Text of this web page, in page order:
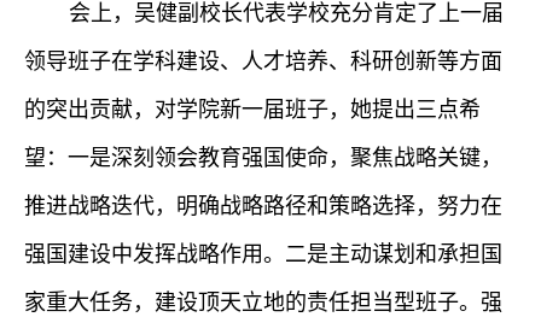
会上，吴健副校长代表学校充分肯定了上一届
领导班子在学科建设、人才培养、科研创新等方面
的突出贡献，对学院新一届班子，她提出三点希
望：一是深刻领会教育强国使命，聚焦战略关键，
推进战略迭代， 明确战略路径和策略选择，努力在
强国建设中发挥战略作用。 二是主动谋划和 承担国
家重大任务， 建设顶天立地的责任担当型班子。 强